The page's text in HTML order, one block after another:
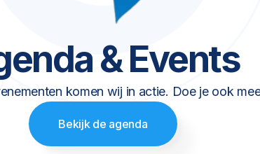
& Events
komen wij in actie. Doe je ook
Bekijk de agenda